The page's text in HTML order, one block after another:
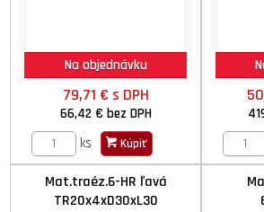
Na objednávku
79,71 € s DPH
66,42 € bez DPH
ks
Kúpiť
Mat.traéz.6-HR ľavá
TR20x4xD30xL30